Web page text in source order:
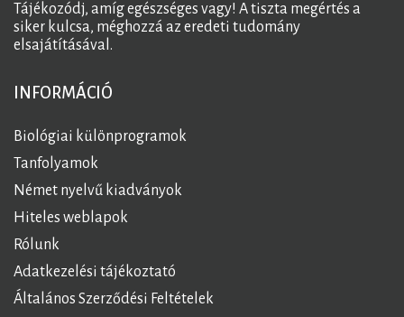
Tájékozódj, amíg egészséges vagy! A tiszta megértés a
siker kulcsa, méghozzá az eredeti tudomány
elsajátításával.
INFORMÁCIÓ
Biológiai különprogramok
Tanfolyamok
Német nyelvű kiadványok
Hiteles weblapok
Rólunk
Adatkezelési tájékoztató
Általános Szerződési Feltételek